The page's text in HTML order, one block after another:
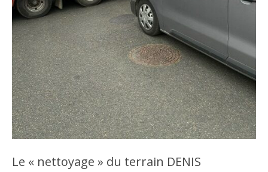
Le « nettoyage » du terrain DENIS